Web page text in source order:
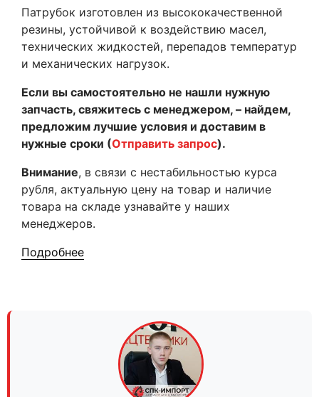
Патрубок изготовлен из высококачественной
резины, устойчивой к воздействию масел,
технических жидкостей, перепадов температур
и механических нагрузок.
Если вы самостоятельно не нашли нужную
запчасть, свяжитесь с менеджером, – найдем,
предложим лучшие условия и доставим в
нужные сроки (Отправить запрос).
Внимание, в связи с нестабильностью курса
рубля, актуальную цену на товар и наличие
товара на складе узнавайте у наших
менеджеров.
Подробнее